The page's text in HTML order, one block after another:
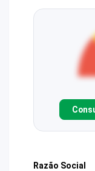
Razão Social